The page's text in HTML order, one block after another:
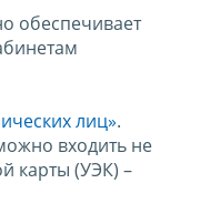
обеспечивает
лиц».
входить не
карты (УЭК) –